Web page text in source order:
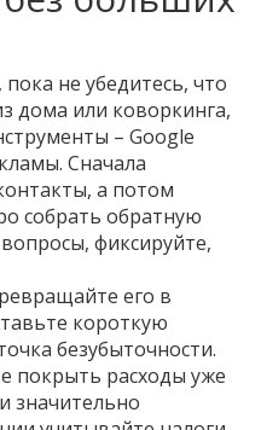
не убедитесь, что
дома или коворкинга,
– Google
Сначала
а потом
собрать обратную
фиксируйте,
его в
короткую
безубыточности.
покрыть расходы уже
значительно